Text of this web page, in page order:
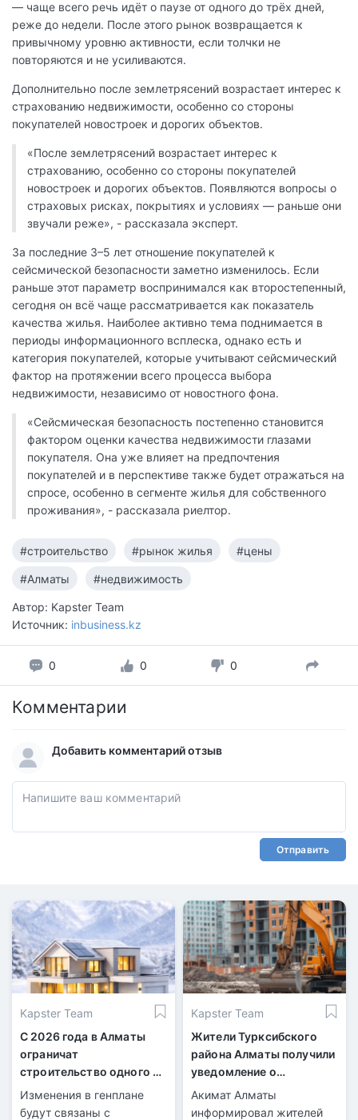
— чаще всего речь идёт о паузе от одного до трёх дней,
реже до недели. После этого рынок возвращается к
привычному уровню активности, если толчки не
повторяются и не усиливаются.
Дополнительно после землетрясений возрастает интерес к
страхованию недвижимости, особенно со стороны
покупателей новостроек и дорогих объектов.
«После землетрясений возрастает интерес к
страхованию, особенно со стороны покупателей
новостроек и дорогих объектов. Появляются вопросы о
страховых рисках, покрытиях и условиях — раньше они
звучали реже», - рассказала эксперт.
За последние 3–5 лет отношение покупателей к
сейсмической безопасности заметно изменилось. Если
раньше этот параметр воспринимался как второстепенный,
сегодня он всё чаще рассматривается как показатель
качества жилья. Наиболее активно тема поднимается в
периоды информационного всплеска, однако есть и
категория покупателей, которые учитывают сейсмический
фактор на протяжении всего процесса выбора
недвижимости, независимо от новостного фона.
«Сейсмическая безопасность постепенно становится
фактором оценки качества недвижимости глазами
покупателя. Она уже влияет на предпочтения
покупателей и в перспективе также будет отражаться на
спросе, особенно в сегменте жилья для собственного
проживания», - рассказала риелтор.
#строительство #рынок жилья #цены
#Алматы #недвижимость
Автор: Kapster Team
Источник: inbusiness.kz
0 0 0
Комментарии
Добавить комментарий отзыв
Отправить
Kapster Team
С 2026 года в Алматы
ограничат
строительство одного из
классов жилья
Изменения в генплане
будут связаны с
Kapster Team
Жители Турксибского
района Алматы получили
уведомление о
предстоящем сносе
домов
Акимат Алматы
информировал жителей